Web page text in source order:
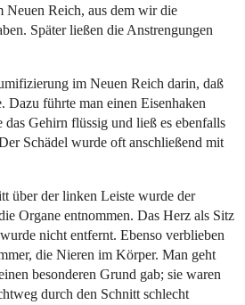
Neuen Reich, aus dem wir die
Später ließen die Anstrengungen
im Neuen Reich darin, daß
Dazu führte man einen Eisenhaken
Gehirn flüssig und ließ es ebenfalls
Schädel wurde oft anschließend mit
über der linken Leiste wurde der
Organe entnommen. Das Herz als Sitz
nicht entfernt. Ebenso verblieben
die Nieren im Körper. Man geht
besonderen Grund gab; sie waren
durch den Schnitt schlecht